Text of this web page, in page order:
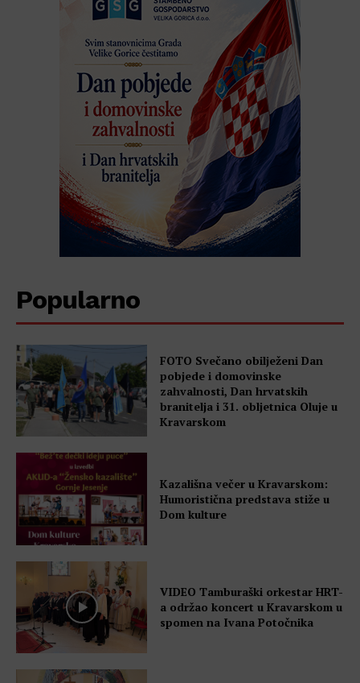
Popularno
FOTO Svečano obilježeni Dan
pobjede i domovinske
zahvalnosti, Dan hrvatskih
branitelja i 31. obljetnica Oluje u
Kravarskom
Kazališna večer u Kravarskom:
Humoristična predstava stiže u
Dom kulture
VIDEO Tamburaški orkestar HRT-
a održao koncert u Kravarskom u
spomen na Ivana Potočnika